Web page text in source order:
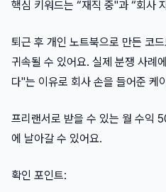
핵심 키워드는 “재직 중"과 “회사
퇴근 후 개인 노트북으로 만든 코
귀속될 수 있어요. 실제 분쟁 사례
다"는 이유로 회사 손을 들어준 케
프리랜서로 받을 수 있는 월 수익
에 날아갈 수 있어요.
확인 포인트: